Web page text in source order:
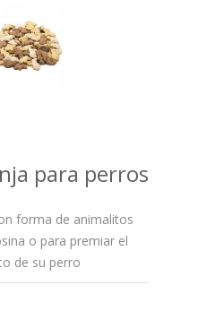
para perros
forma de animalitos
o para premiar el
de su perro